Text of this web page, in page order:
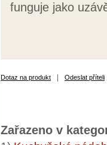
funguje jako
Dotaz na produkt Odeslat příteli
Zařazeno v